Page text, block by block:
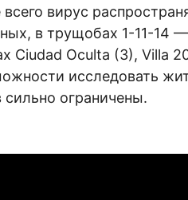
вирус
в трущобах 1-11-14
Ciudad Oculta (3), Villa
исследовать
ограничены.